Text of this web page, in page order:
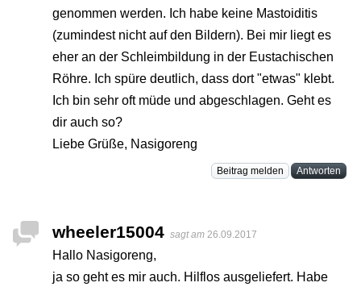
genommen werden. Ich habe keine Mastoiditis
(zumindest nicht auf den Bildern). Bei mir liegt es
eher an der Schleimbildung in der Eustachischen
Röhre. Ich spüre deutlich, dass dort "etwas" klebt.
Ich bin sehr oft müde und abgeschlagen. Geht es
dir auch so?
Liebe Grüße, Nasigoreng
Beitrag melden Antworten
wheeler15004 sagt am 26.09.2017
Hallo Nasigoreng,
ja so geht es mir auch. Hilflos ausgeliefert. Habe